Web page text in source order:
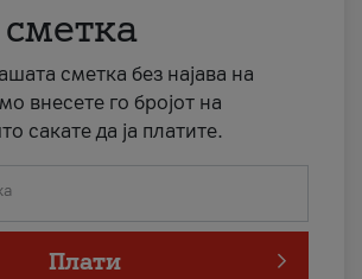
сметка без најава на
внесете го бројот на
сакате да ја платите.
Плати